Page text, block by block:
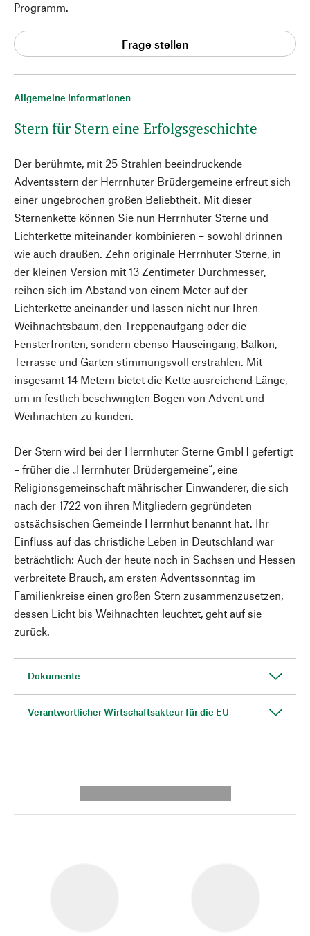
Allgemeine Informationen
Stern für Stern eine Erfolgsgeschichte
Der berühmte, mit 25 Strahlen beeindruckende
Adventsstern der Herrnhuter Brüdergemeine erfreut sich
einer ungebrochen großen Beliebtheit. Mit dieser
Sternenkette können Sie nun Herrnhuter Sterne und
Lichterkette miteinander kombinieren – sowohl drinnen
wie auch draußen. Zehn originale Herrnhuter Sterne, in
der kleinen Version mit 13 Zentimeter Durchmesser,
reihen sich im Abstand von einem Meter auf der
Lichterkette aneinander und lassen nicht nur Ihren
Weihnachtsbaum, den Treppenaufgang oder die
Fensterfronten, sondern ebenso Hauseingang, Balkon,
Terrasse und Garten stimmungsvoll erstrahlen. Mit
insgesamt 14 Metern bietet die Kette ausreichend Länge,
um in festlich beschwingten Bögen von Advent und
Weihnachten zu künden.
Der Stern wird bei der Herrnhuter Sterne GmbH gefertigt
– früher die „Herrnhuter Brüdergemeine“, eine
Religionsgemeinschaft mährischer Einwanderer, die sich
nach der 1722 von ihren Mitgliedern gegründeten
ostsächsischen Gemeinde Herrnhut benannt hat. Ihr
Einfluss auf das christliche Leben in Deutschland war
beträchtlich: Auch der heute noch in Sachsen und Hessen
verbreitete Brauch, am ersten Adventssonntag im
Familienkreise einen großen Stern zusammenzusetzen,
dessen Licht bis Weihnachten leuchtet, geht auf sie
zurück.
Dokumente
Verantwortlicher Wirtschaftsakteur für die EU
Programm.
Frage stellen